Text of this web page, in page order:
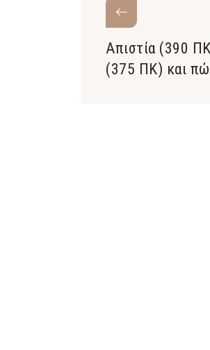
Aπιστία (390
(375 ΠΚ) και